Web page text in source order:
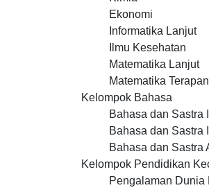
Ekonomi
Informatika Lanjut
Ilmu Kesehatan
Matematika Lanjut
Matematika Terapan
Kelompok Bahasa
Bahasa dan Sastra
Bahasa dan Sastra
Bahasa dan Sastra
Kelompok Pendidikan
Pengalaman Dunia